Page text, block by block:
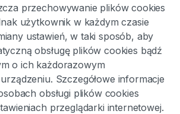
przechowywanie plików cookies
użytkownik w każdym czasie
ustawień, w taki sposób, aby
obsługę plików cookies bądź
o ich każdorazowym
Szczegółowe informacje
obsługi plików cookies
przeglądarki internetowej.